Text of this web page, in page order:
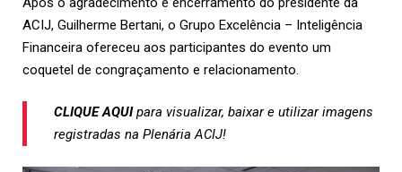
ACIJ, Guilherme Bertani, o Grupo Excelência – Inteligência
Financeira ofereceu aos participantes do evento um
coquetel de congraçamento e relacionamento.
CLIQUE AQUIpara visualizar, baixar e utilizar imagens
registradas na Plenária ACIJ!